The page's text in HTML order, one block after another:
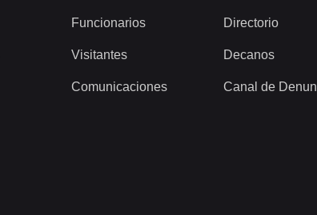
Funcionarios
Visitantes
Comunicaciones
Directorio
Decanos
Canal de